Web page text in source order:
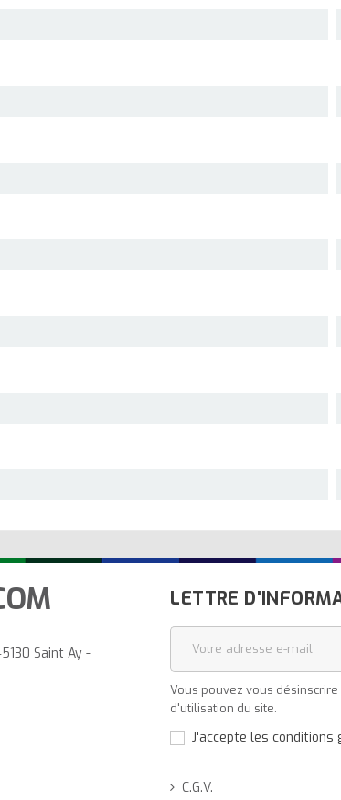
Saint Ay -
LETTRE
Vous pouvez vous
d'utilisation du site.
J'accepte les
C.G.V.